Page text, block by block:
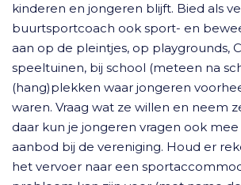
kinderen en jongeren blijft. Bied als
buurtsportcoach ook sport- en
aan op de pleintjes, op playgrounds,
speeltuinen, bij school (meteen na
(hang)plekken waar jongeren
waren. Vraag wat ze willen en neem
daar kun je jongeren vragen ook
aanbod bij de vereniging. Houd er
het vervoer naar een